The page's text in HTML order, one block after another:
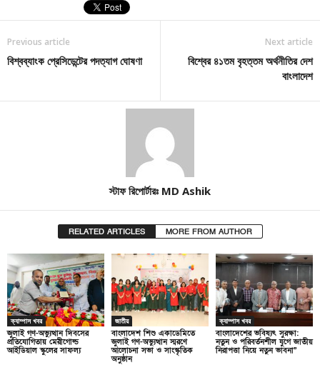
Previous article
বিশ্বব্যাংক প্রেসিডেন্টের পদত্যাগ ঘোষণা
Next article
বিশ্বের ৪১তম বৃহত্তম অর্থনীতির দেশ
বাংলাদেশ
স্টাফ রিপোর্টারঃ MD Ashik
RELATED ARTICLES MORE FROM AUTHOR
ক্যাম্পাস খবর
জুলাই গণ-অভ্যুত্থান দিবসের
প্রতিযোগিতায় মেরীগোল্ড
আইডিয়াল স্কুলের সাফল্য
জাতীয়
বাংলাদেশ শিশু একাডেমিতে
জুলাই গণ-অভ্যুত্থান স্মরণে
আলোচনা সভা ও সাংস্কৃতিক
অনুষ্ঠান
ক্যাম্পাস খবর
বাংলাদেশের ভবিষ্যৎ সুরক্ষা:
নতুন ও পরিবর্তনশীল যুগে জাতীয়
নিরাপত্তা নিয়ে নতুন ভাবনা”